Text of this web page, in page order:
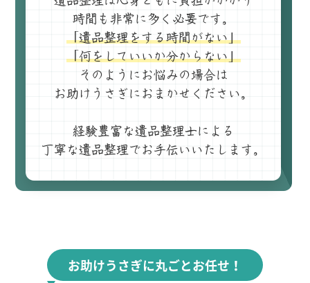
時間も非常に多く必要です。
「遺品整理をする時間がない」
「何をしていいか分からない」
そのようにお悩みの場合は
お助けうさぎにおまかせください。
経験豊富な遺品整理士による
丁寧な遺品整理でお手伝いいたします。
お助けうさぎに丸ごとお任せ！